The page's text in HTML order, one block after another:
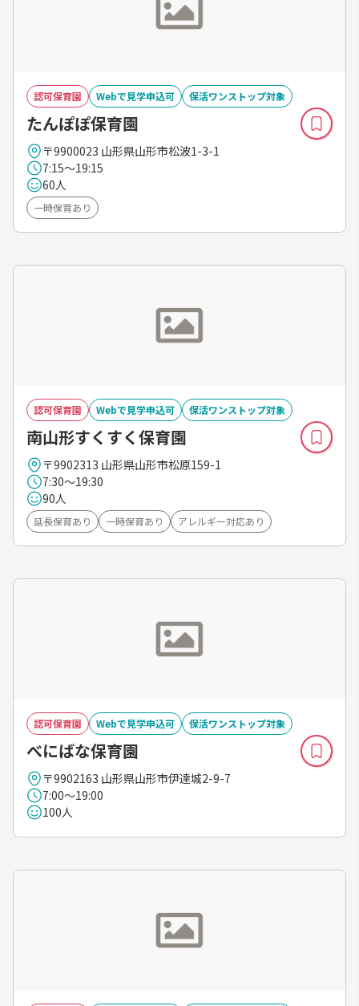
認可保育園 Webで見学申込可 保活ワンストップ対象
たんぽぽ保育園
〒9900023 山形県山形市松波1-3-1
7:15～19:15
60人
一時保育あり
認可保育園 Webで見学申込可 保活ワンストップ対象
南山形すくすく保育園
〒9902313 山形県山形市松原159-1
7:30～19:30
90人
延長保育あり 一時保育あり アレルギー対応あり
認可保育園 Webで見学申込可 保活ワンストップ対象
べにばな保育園
〒9902163 山形県山形市伊達城2-9-7
7:00～19:00
100人